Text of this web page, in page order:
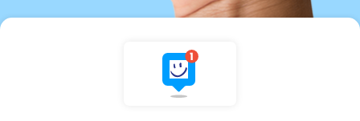
?
s'inscrire à un examen, un
concours ou le permis de
conduire, et ce, jusqu’à 25